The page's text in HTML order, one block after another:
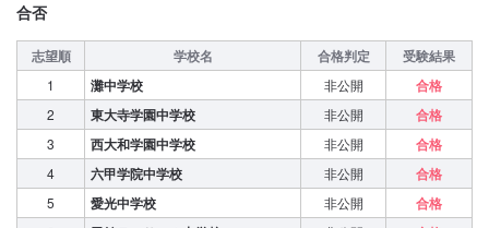
合否
志望順 学校名 合格判定 受験結果
1 灘中学校 非公開 合格
2 東大寺学園中学校 非公開 合格
3 西大和学園中学校 非公開 合格
4 六甲学院中学校 非公開 合格
5 愛光中学校 非公開 合格